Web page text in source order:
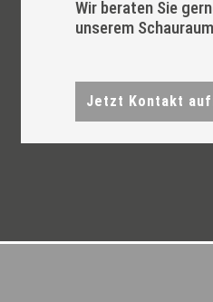
Wir beraten Sie
unserem
Jetzt Kontakt